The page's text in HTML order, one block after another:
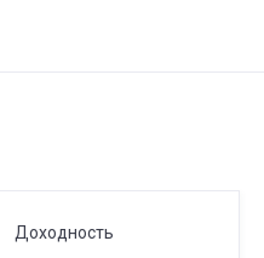
Доходность